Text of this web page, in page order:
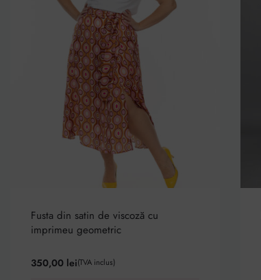
Fusta din satin de viscoză cu
imprimeu geometric
350,00 lei(TVA inclus)